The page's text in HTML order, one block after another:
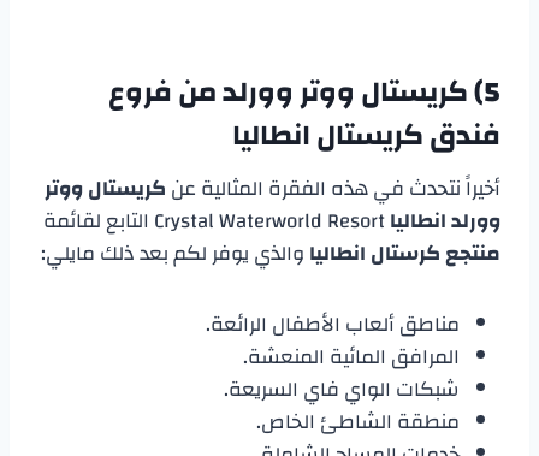
5) كريستال ووتر وورلد من فروع
فندق كريستال انطاليا
أخيراً نتحدث في هذه الفقرة المثالية عنكريستال ووتر
وورلد انطاليا
منتجع كرستال انطالياوالذي يوفر لكم بعد ذلك مايلي:
مناطق ألعاب الأطفال الرائعة.
المرافق المائية المنعشة.
شبكات الواي فاي السريعة.
منطقة الشاطئ الخاص.